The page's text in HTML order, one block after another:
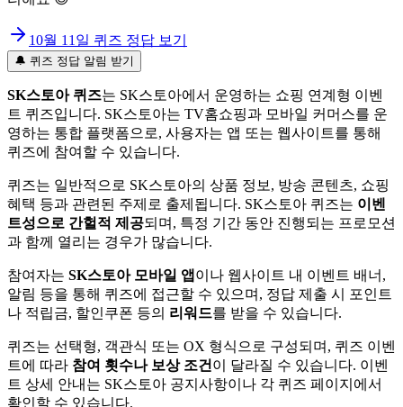
10월 11일 퀴즈 정답 보기
🔔 퀴즈 정답 알림 받기
SK스토아 퀴즈는 SK스토아에서 운영하는 쇼핑 연계형 이벤
트 퀴즈입니다. SK스토아는 TV홈쇼핑과 모바일 커머스를 운
영하는 통합 플랫폼으로, 사용자는 앱 또는 웹사이트를 통해
퀴즈에 참여할 수 있습니다.
퀴즈는 일반적으로 SK스토아의 상품 정보, 방송 콘텐츠, 쇼핑
혜택 등과 관련된 주제로 출제됩니다. SK스토아 퀴즈는 이벤
트성으로 간헐적 제공되며, 특정 기간 동안 진행되는 프로모션
과 함께 열리는 경우가 많습니다.
참여자는 SK스토아 모바일 앱 이나 웹사이트 내 이벤트 배너,
알림 등을 통해 퀴즈에 접근할 수 있으며, 정답 제출 시 포인트
나 적립금, 할인쿠폰 등의 리워드를 받을 수 있습니다.
퀴즈는 선택형, 객관식 또는 OX 형식으로 구성되며, 퀴즈 이벤
트에 따라 참여 횟수나 보상 조건 이 달라질 수 있습니다. 이벤
트 상세 안내는 SK스토아 공지사항이나 각 퀴즈 페이지에서
확인할 수 있습니다.